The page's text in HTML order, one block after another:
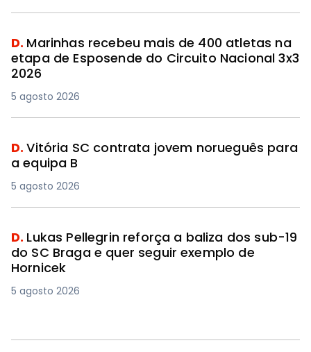
D. Marinhas recebeu mais de 400 atletas na
etapa de Esposende do Circuito Nacional 3x3
2026
5 agosto 2026
D.Vitória SC contrata jovem norueguês para
a equipa B
5 agosto 2026
D. Lukas Pellegrin reforça a baliza dos sub-19
do SC Braga e quer seguir exemplo de
Hornicek
5 agosto 2026